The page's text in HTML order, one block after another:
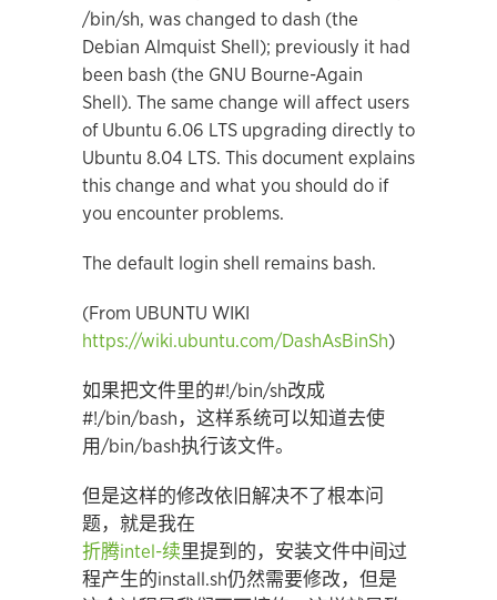
/bin/sh, was changed to dash (the
Debian Almquist Shell); previously it had
been bash (the GNU Bourne-Again
Shell). The same change will affect users
of Ubuntu 6.06 LTS upgrading directly to
Ubuntu 8.04 LTS. This document explains
this change and what you should do if
you encounter problems.
The default login shell remains bash.
(From UBUNTU WIKI
https://wiki.ubuntu.com/DashAsBinSh)
如果把文件里的#!/bin/sh改成
#!/bin/bash，这样系统可以知道去使
用/bin/bash执行该文件。
但是这样的修改依旧解决不了根本问
题，就是我在
折腾intel-续里提到的，安装文件中间过
程产生的install.sh仍然需要修改，但是